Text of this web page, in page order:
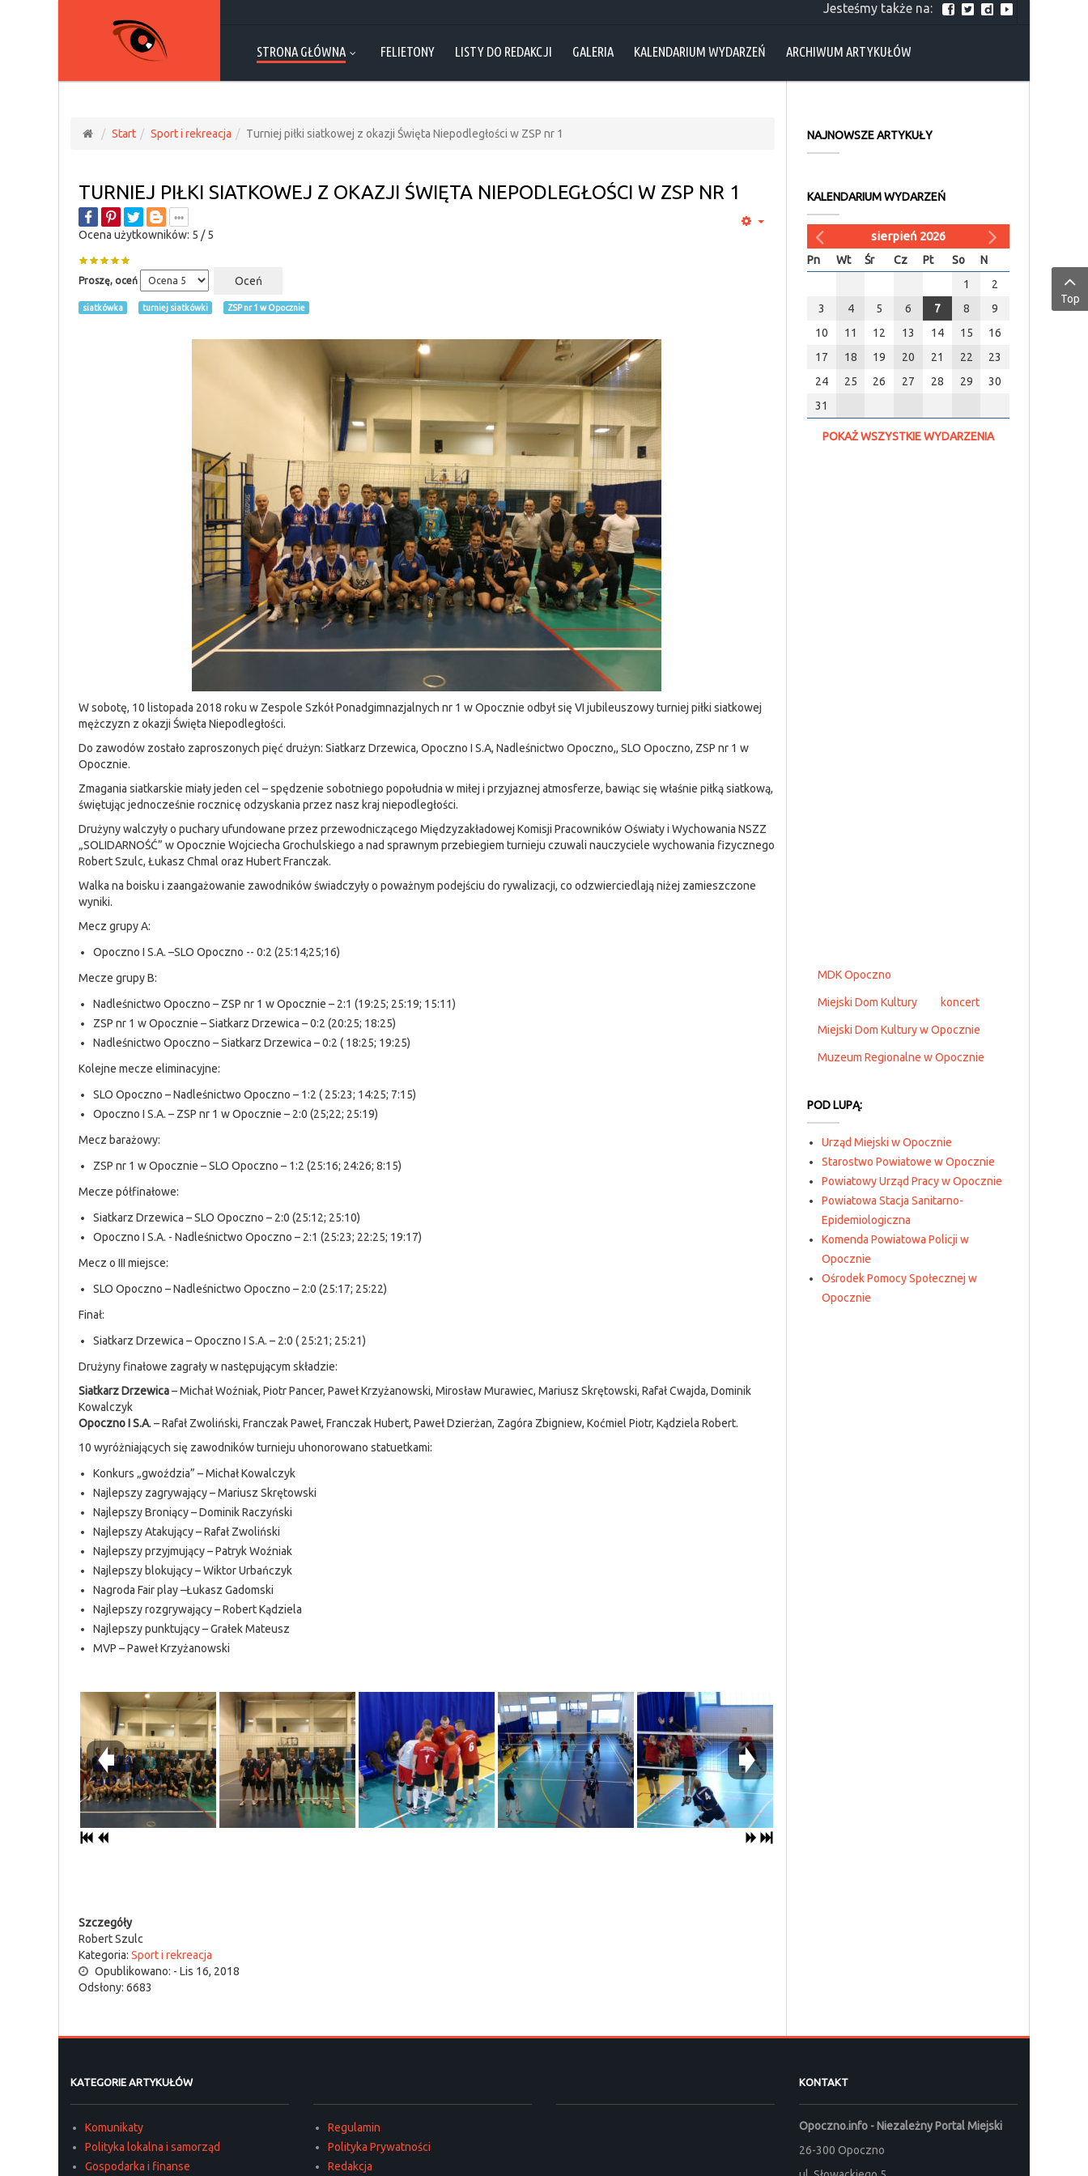
Jesteśmy także na:
STRONA GŁÓWNA FELIETONY LISTY DO REDAKCJI GALERIA KALENDARIUM WYDARZEŃ ARCHIWUM ARTYKUŁÓW
Start Sport i rekreacja Turniej piłki siatkowej z okazji Święta Niepodległości w ZSP nr 1
TURNIEJ PIŁKI SIATKOWEJ Z OKAZJI ŚWIĘTA NIEPODLEGŁOŚCI W ZSP NR 1
Ocena użytkowników: 5 /5
Proszę, oceń
siatkówka turniej siatkówki ZSP nr 1 w Opocznie
W sobotę, 10 listopada 2018 roku w Zespole Szkół Ponadgimnazjalnych nr 1 w Opocznie odbył się VI jubileuszowy turniej piłki siatkowej
mężczyzn z okazji Święta Niepodległości.
Do zawodów zostało zaproszonych pięć drużyn: Siatkarz Drzewica, Opoczno I S.A, Nadleśnictwo Opoczno,, SLO Opoczno, ZSP nr 1 w
Opocznie.
Zmagania siatkarskie miały jeden cel – spędzenie sobotniego popołudnia w miłej i przyjaznej atmosferze, bawiąc się właśnie piłką siatkową,
świętując jednocześnie rocznicę odzyskania przez nasz kraj niepodległości.
Drużyny walczyły o puchary ufundowane przez przewodniczącego Międzyzakładowej Komisji Pracowników Oświaty i Wychowania NSZZ
„SOLIDARNOŚĆ” w Opocznie Wojciecha Grochulskiego a nad sprawnym przebiegiem turnieju czuwali nauczyciele wychowania fizycznego
Robert Szulc, Łukasz Chmal oraz Hubert Franczak.
Walka na boisku i zaangażowanie zawodników świadczyły o poważnym podejściu do rywalizacji, co odzwierciedlają niżej zamieszczone
wyniki.
Mecz grupy A:
Opoczno I S.A. –SLO Opoczno -- 0:2 (25:14;25;16)
Mecze grupy B:
Nadleśnictwo Opoczno – ZSP nr 1 w Opocznie – 2:1 (19:25; 25:19; 15:11)
ZSP nr 1 w Opocznie – Siatkarz Drzewica – 0:2 (20:25; 18:25)
Nadleśnictwo Opoczno – Siatkarz Drzewica – 0:2 ( 18:25; 19:25)
Kolejne mecze eliminacyjne:
SLO Opoczno – Nadleśnictwo Opoczno – 1:2 ( 25:23; 14:25; 7:15)
Opoczno I S.A. – ZSP nr 1 w Opocznie – 2:0 (25;22; 25:19)
Mecz barażowy:
ZSP nr 1 w Opocznie – SLO Opoczno – 1:2 (25:16; 24:26; 8:15)
Mecze półfinałowe:
Siatkarz Drzewica – SLO Opoczno – 2:0 (25:12; 25:10)
Opoczno I S.A. - Nadleśnictwo Opoczno – 2:1 (25:23; 22:25; 19:17)
Mecz o III miejsce:
SLO Opoczno – Nadleśnictwo Opoczno – 2:0 (25:17; 25:22)
Finał:
Siatkarz Drzewica – Opoczno I S.A. – 2:0 ( 25:21; 25:21)
Drużyny finałowe zagrały w następującym składzie:
Siatkarz Drzewica– Michał Woźniak, Piotr Pancer, Paweł Krzyżanowski, Mirosław Murawiec, Mariusz Skrętowski, Rafał Cwajda, Dominik
Kowalczyk
Opoczno I S.A. – Rafał Zwoliński, Franczak Paweł, Franczak Hubert, Paweł Dzierżan, Zagóra Zbigniew, Koćmiel Piotr, Kądziela Robert.
10 wyróżniających się zawodników turnieju uhonorowano statuetkami:
Konkurs „gwoździa” – Michał Kowalczyk
Najlepszy zagrywający – Mariusz Skrętowski
Najlepszy Broniący – Dominik Raczyński
Najlepszy Atakujący – Rafał Zwoliński
Najlepszy przyjmujący – Patryk Woźniak
Najlepszy blokujący – Wiktor Urbańczyk
Nagroda Fair play –Łukasz Gadomski
Najlepszy rozgrywający – Robert Kądziela
Najlepszy punktujący – Grałek Mateusz
MVP – Paweł Krzyżanowski
Szczegóły
Robert Szulc
Kategoria: Sport i rekreacja
Opublikowano: - Lis 16, 2018
Odsłony: 6683
NAJNOWSZE ARTYKUŁY
KALENDARIUM WYDARZEŃ
sierpień 2026
Pn Wt Śr Cz Pt So
N
1
2
3
4 5 6 7 8
9
10
11 12 13 14 15
16
17
18 19 20 21 22
23
24
25 26 27 28 29
30
31
POKAŻ WSZYSTKIE WYDARZENIA
MDK Opoczno
Miejski Dom Kultury koncert
Miejski Dom Kultury w Opocznie
Muzeum Regionalne w Opocznie
POD LUPĄ:
Urząd Miejski w Opocznie
Starostwo Powiatowe w Opocznie
Powiatowy Urząd Pracy w Opocznie
Powiatowa Stacja Sanitarno-
Epidemiologiczna
Komenda Powiatowa Policji w
Opocznie
Ośrodek Pomocy Społecznej w
Opocznie
KATEGORIE ARTYKUŁÓW
Komunikaty
Polityka lokalna i samorząd
Gospodarka i finanse
Regulamin
Polityka Prywatności
Redakcja
KONTAKT
Opoczno.info - Niezależny Portal Miejski
26-300 Opoczno
Top